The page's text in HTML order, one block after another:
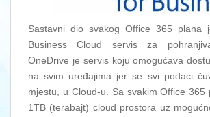
Sastavni dio svakog Office 365 plana
Business Cloud servis za
OneDrive je servis koju omogućava
na svim uređajima jer se svi podaci
mjestu, u Cloud-u. Sa svakim Office 365
1TB (terabajt) cloud prostora uz